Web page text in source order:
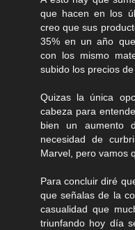
que hacen en los
creo que sus
35% en un año
con los mismo
subido los precios
Quizas la única
cabeza para
bien un aumento
necesidad de
Marvel, pero vamos
Para concluir diré
que señalas de la
casualidad que
triunfando hoy día